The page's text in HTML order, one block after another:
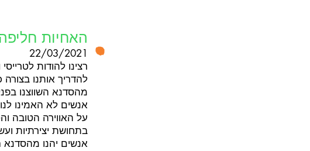
האחיות
22/03/2021
רצינו להודות
להדריך אותנו בצורה
מהסדנא השווצנו
אנשים לא האמינו
על האווירה הטובה
בתחושת יצירתיות
אנשים יהנו